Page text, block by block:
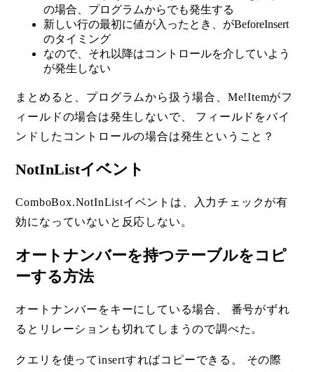
の場合、プログラムからでも発生する
新しい行の最初に値が入ったとき、がBeforeInsert
のタイミング
なので、それ以降はコントロールを介していよう
が発生しない
まとめると、プログラムから扱う場合、Me!Itemがフ
ィールドの場合は発生しないで、 フィールドをバイ
ンドしたコントロールの場合は発生ということ？
NotInListイベント
ComboBox.NotInListイベントは、入力チェックが有
効になっていないと反応しない。
オートナンバーを持つテーブルをコピ
ーする方法
オートナンバーをキーにしている場合、 番号がずれ
るとリレーションも切れてしまうので調べた。
クエリを使ってinsertすればコピーできる。 その際